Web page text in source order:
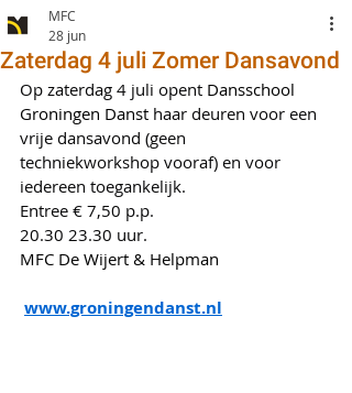
Zaterdag 4 juli Zomer Dansavond
MFC
28 jun
Op zaterdag 4 juli opent Dansschool
Groningen Danst haar deuren voor een
vrije dansavond (geen
techniekworkshop vooraf) en voor
iedereen toegankelijk.
Entree € 7,50 p.p.
20.30 23.30 uur.
MFC De Wijert & Helpman
www.groningendanst.nl